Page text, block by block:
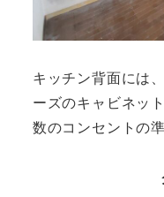
キッチン背面には
ーズのキャビネッ
数のコンセントの